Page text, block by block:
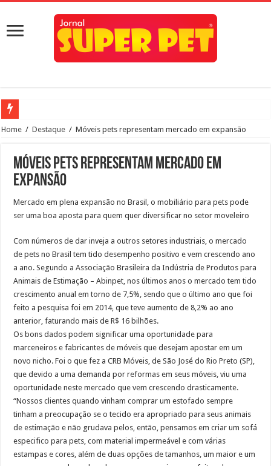
Rio Preto inaugura neste sábado, dia 21, às 10h, o primeiro Pet Park da cidade
Prefeito Edinho participa do lançamento do programa Meu Pet, para Rio Preto
Conheça quatro benefícios do selênio orgânico nas rações para pets
Paulo de Faria terá canil municipal
Prefeitura de Rio Preto realizará castração em massa
Indaiatuba ainda mais Pet Friendly
Como preparar o ambiente para a chegada do cão?
Em SP, DEPA – Delegacia Eletrônica de Proteção Animal completa dois anos
Home / Destaque / Móveis pets representam mercado em expansão
Móveis pets representam mercado em
expansão
Mercado em plena expansão no Brasil, o mobiliário para pets pode
ser uma boa aposta para quem quer diversificar no setor moveleiro
Com números de dar inveja a outros setores industriais, o mercado
de pets no Brasil tem tido desempenho positivo e vem crescendo ano
a ano. Segundo a Associação Brasileira da Indústria de Produtos para
Animais de Estimação – Abinpet, nos últimos anos o mercado tem tido
crescimento anual em torno de 7,5%, sendo que o último ano que foi
feito a pesquisa foi em 2014, que teve aumento de 8,2% ao ano
anterior, faturando mais de R$ 16 bilhões.
Os bons dados podem significar uma oportunidade para
marceneiros e fabricantes de móveis que desejam apostar em um
novo nicho. Foi o que fez a CRB Móveis, de São José do Rio Preto (SP),
que devido a uma demanda por reformas em seus móveis, viu uma
oportunidade neste mercado que vem crescendo drasticamente.
“Nossos clientes quando vinham comprar um estofado sempre
tinham a preocupação se o tecido era apropriado para seus animais
de estimação e não grudava pelos, então, pensamos em criar um sofá
especifico para pets, com material impermeável e com várias
estampas e cores, além de duas opções de tamanhos, um maior e um